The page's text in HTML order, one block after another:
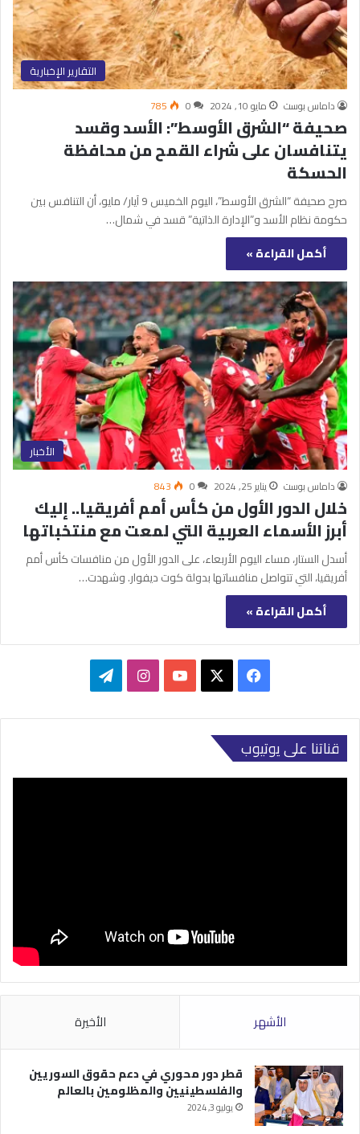
التقارير الإخبارية
داماس بوست مايو 10, 2024 0
785
صحيفة “الشرق الأوسط”: الأسد وقسد
يتنافسان على شراء القمح من محافظة
الحسكة
صرح صحيفة “الشرق الأوسط”، اليوم الخميس 9 آيار/ مايو، أن التنافس بين
حكومة نظام الأسد و”الإدارة الذاتية” قسد في شمال…
أكمل القراءة »
الأخبار
داماس بوست يناير 25, 2024 0
843
خلال الدور الأول من كأس أمم أفريقيا.. إليك
أبرز الأسماء العربية التي لمعت مع منتخباتها
أسدل الستار، مساء اليوم الأربعاء، على الدور الأول من منافسات كأس أمم
أفريقيا، التي تتواصل منافساتها بدولة كوت ديفوار. وشهدت…
أكمل القراءة »
فيسبوك ‫YouTubeانستقرامتيلقرام
قناتنا على يوتيوب
الأشهر الأخيرة
قطر دور محوري في دعم حقوق السوريين
والفلسطينيين والمظلومين بالعالم
يوليو 3, 2024